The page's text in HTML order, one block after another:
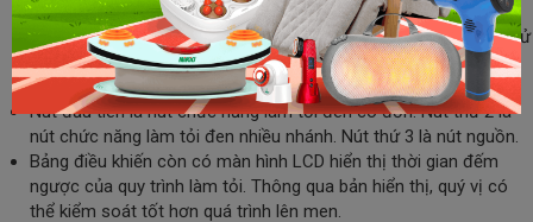
siêu nhạy. Qúy vị có thể nhìn thấy, bảng điều khiển chỉ có 3 nút
bấm vô cùng đơn giản, nên sẽ rất sử dụng. Dù quý vị mới mới sử
dụng lần đầu, nhưng Ngọc Mai bảo đảm rằng quý vị sẽ thấy dễ
dàng hơn bao giờ hết đấy.
Nút đầu tiên là nút chức năng làm tỏi đen cô đơn. Nút thứ 2 là
nút chức năng làm tỏi đen nhiều nhánh. Nút thứ 3 là nút nguồn.
Bảng điều khiến còn có màn hình LCD hiển thị thời gian đếm
ngược của quy trình làm tỏi. Thông qua bản hiển thị, quý vị có
thể kiểm soát tốt hơn quá trình lên men.